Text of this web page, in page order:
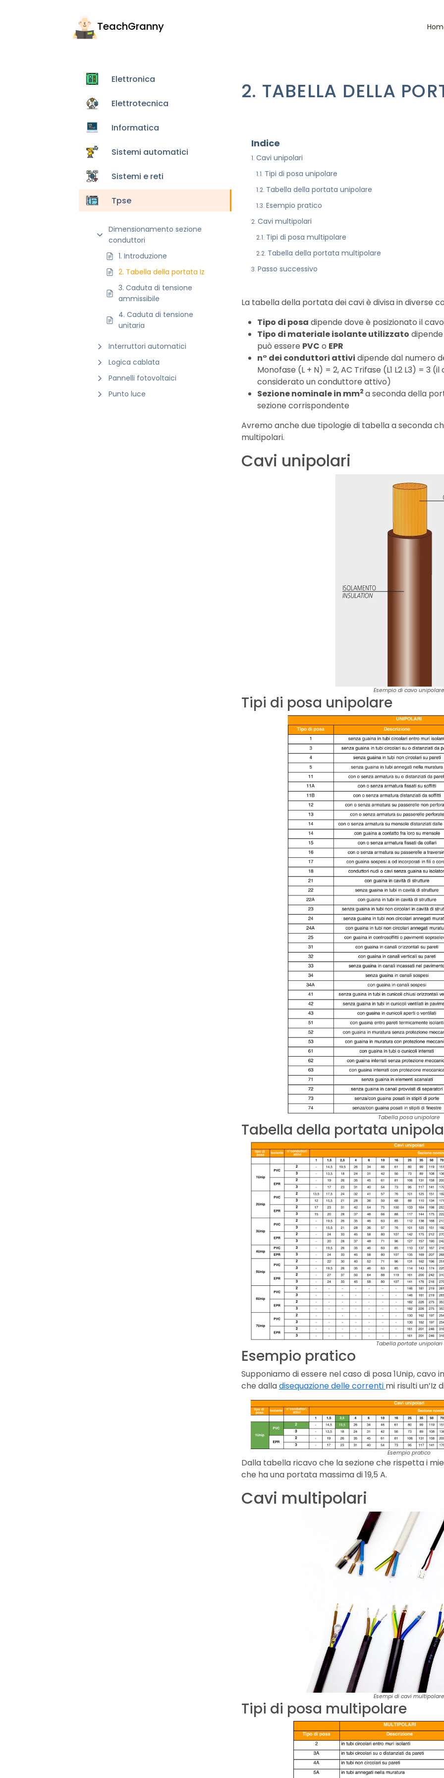
TeachGranny
Elettronica
Elettrotecnica
Informatica
Sistemi automatici
Sistemi e reti
Tpse
Dimensionamento sezione
conduttori
1. Introduzione
2. Tabella della portata Iz
3. Caduta di tensione
ammissibile
4. Caduta di tensione
unitaria
Interruttori automatici
Logica cablata
Pannelli fotovoltaici
Punto luce
2. TABELLA DELLA
Indice
Cavi unipolari
Tipi di posa unipolare
Tabella della portata unipolare
Esempio pratico
Cavi multipolari
Tipi di posa multipolare
Tabella della portata multipolare
Passo successivo
La tabella della portata dei cavi è divisa in diverse
Tipo di posa dipende dove è posizionato il cavo
Tipo di materiale isolante utilizzato
può essere PVC o EPR
n° dei conduttori attivi dipende dal numero
Monofase (L + N) = 2, AC Trifase (L1 L2 L3) = 3
considerato un conduttore attivo)
Sezione nominale in mm2 a seconda della
sezione corrispondente
Avremo anche due tipologie di tabella a seconda
multipolari.
Cavi unipolari
Esempio di cavo
Tipi di posa unipolare
Tabella posa unipolare
Tabella della portata
Tabella portate unipolari
Esempio pratico
Supponiamo di essere nel caso di posa 1Unip, cavo
che dalladisequazione delle correnti mi risulti un’Iz
Esempio pratico
Dalla tabella ricavo che la sezione che rispetta i
che ha una portata massima di 19,5 A.
Cavi multipolari
Esempi di cavi
Tipi di posa multipolare